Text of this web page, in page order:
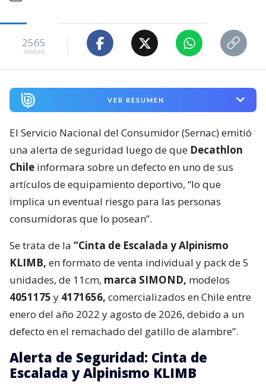
2565
visitas
VER RESUMEN
El Servicio Nacional del Consumidor (Sernac) emitió
una alerta de seguridad luego de que Decathlon
Chile informara sobre un defecto en uno de sus
artículos de equipamiento deportivo, “lo que
implica un eventual riesgo para las personas
consumidoras que lo posean”.
Se trata de la “Cinta de Escalada y Alpinismo
KLIMB, en formato de venta individual y pack de 5
unidades, de 11cm, marca SIMOND, modelos
4051175 y 4171656, comercializados en Chile entre
enero del año 2022 y agosto de 2026, debido a un
defecto en el remachado del gatillo de alambre”.
Alerta de Seguridad: Cinta de
Escalada y Alpinismo KLIMB